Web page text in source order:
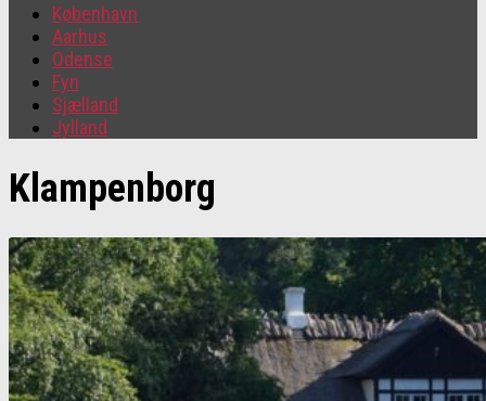
København
Aarhus
Odense
Fyn
Sjælland
Jylland
Klampenborg